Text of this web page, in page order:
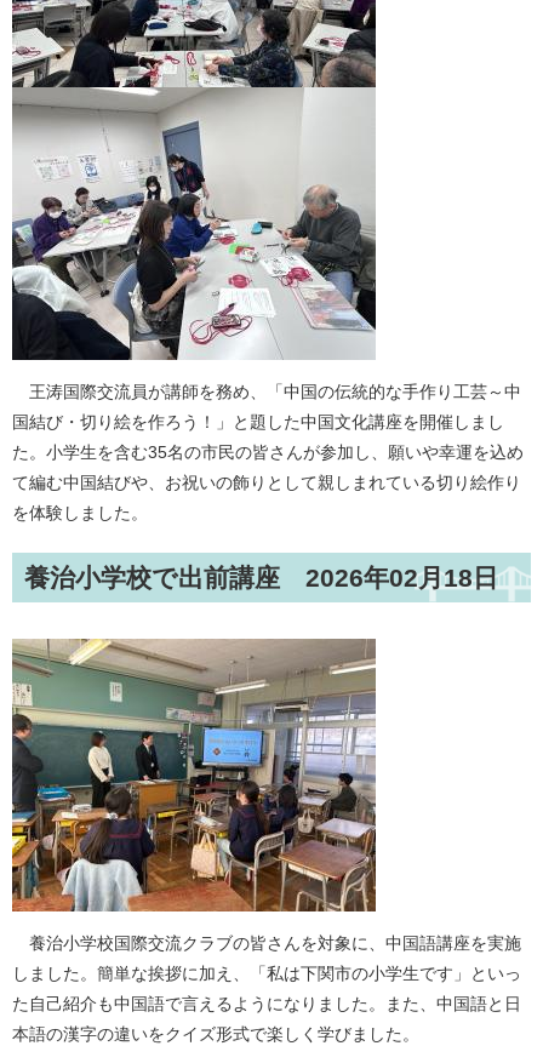
王涛国際交流員が講師を務め、「中国の伝統的な手作り工芸～中
国結び・切り絵を作ろう！」と題した中国文化講座を開催しまし
た。小学生を含む35名の市民の皆さんが参加し、願いや幸運を込め
て編む中国結びや、お祝いの飾りとして親しまれている切り絵作り
を体験しました。
養治小学校で出前講座 2026年02月18日
養治小学校国際交流クラブの皆さんを対象に、中国語講座を実施
しました。簡単な挨拶に加え、「私は下関市の小学生です」といっ
た自己紹介も中国語で言えるようになりました。また、中国語と日
本語の漢字の違いをクイズ形式で楽しく学びました。